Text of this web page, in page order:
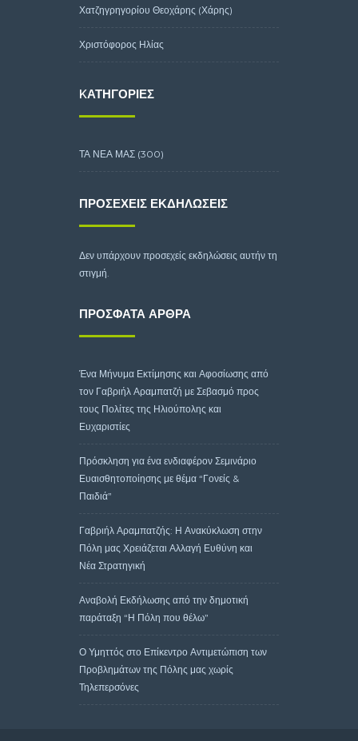
Χατζηγρηγορίου Θεοχάρης (Χάρης)
Χριστόφορος Ηλίας
KΑΤΗΓΟΡΊΕΣ
ΤΑ ΝΕΑ ΜΑΣ (300)
ΠΡΟΣΕΧΕΊΣ ΕΚΔΗΛΏΣΕΙΣ
Δεν υπάρχουν προσεχείς εκδηλώσεις αυτήν τη
στιγμή.
ΠΡΌΣΦΑΤΑ ΆΡΘΡΑ
Ένα Μήνυμα Εκτίμησης και Αφοσίωσης από
τον Γαβριήλ Αραμπατζή με Σεβασμό προς
τους Πολίτες της Ηλιούπολης και
Ευχαριστίες
Πρόσκληση για ένα ενδιαφέρον Σεμινάριο
Ευαισθητοποίησης με θέμα “Γονείς &
Παιδιά”
Γαβριήλ Αραμπατζής: Η Ανακύκλωση στην
Πόλη μας Χρειάζεται Αλλαγή Ευθύνη και
Νέα Στρατηγική
Αναβολή Εκδήλωσης από την δημοτική
παράταξη “Η Πόλη που θέλω”
Ο Υμηττός στο Επίκεντρο Αντιμετώπιση των
Προβλημάτων της Πόλης μας χωρίς
Τηλεπερσόνες